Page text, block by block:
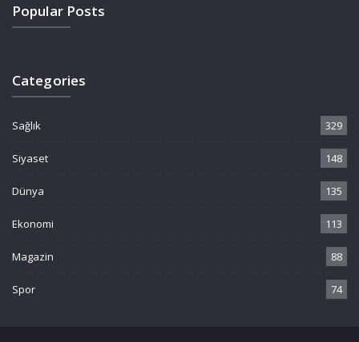
Popular Posts
Categories
Sağlık 329
Siyaset 148
Dünya 135
Ekonomi 113
Magazin 88
Spor 74